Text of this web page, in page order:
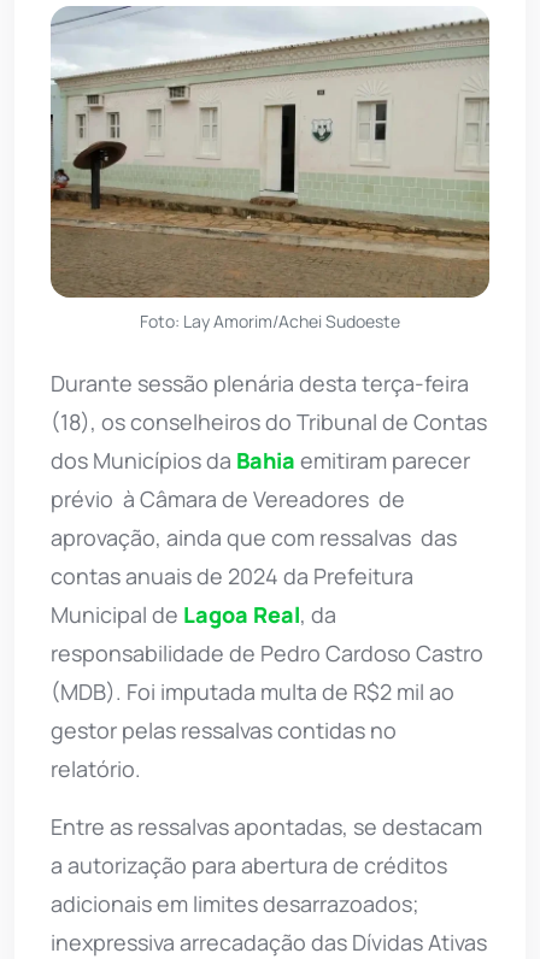
Foto: Lay Amorim/Achei Sudoeste
Durante sessão plenária desta terça-feira
(18), os conselheiros do Tribunal de Contas
dos Municípios da Bahia emitiram parecer
prévio  à Câmara de Vereadores  de
aprovação, ainda que com ressalvas  das
contas anuais de 2024 da Prefeitura
Municipal de Lagoa Real, da
responsabilidade de Pedro Cardoso Castro
(MDB). Foi imputada multa de R$2 mil ao
gestor pelas ressalvas contidas no
relatório.
Entre as ressalvas apontadas, se destacam
a autorização para abertura de créditos
adicionais em limites desarrazoados;
inexpressiva arrecadação das Dívidas Ativas